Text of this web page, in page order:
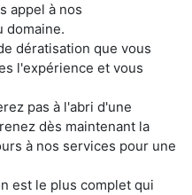
appel à nos
domaine.
dératisation que vous
l'expérience et vous
pas à l'abri d'une
dès maintenant la
à nos services pour une
est le plus complet qui